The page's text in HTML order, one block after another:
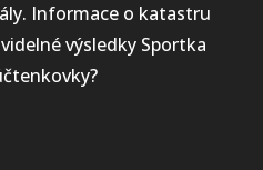
Informace o katastru
výsledky Sportka
?